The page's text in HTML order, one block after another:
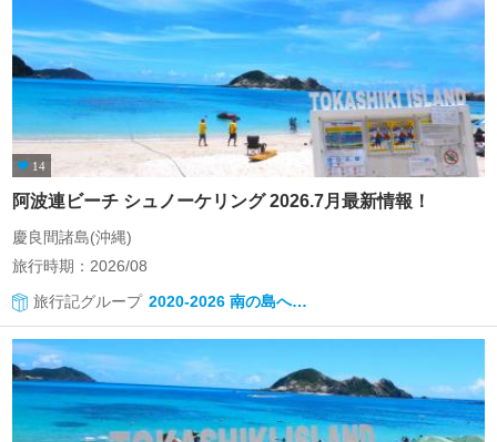
14
阿波連ビーチ シュノーケリング 2026.7月最新情報！
慶良間諸島(沖縄)
旅行時期：2026/08
旅行記グループ 2020-2026 南の島へ…